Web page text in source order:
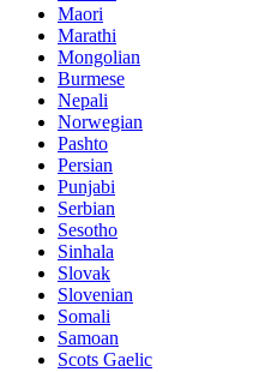
Maori
Marathi
Mongolian
Burmese
Nepali
Norwegian
Pashto
Persian
Punjabi
Serbian
Sesotho
Sinhala
Slovak
Slovenian
Somali
Samoan
Scots Gaelic